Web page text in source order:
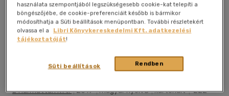
L' Harmattan Kft.|2019|magyar nyelvű|kartonált|222
használata szempontjából legszükségesebb cookie-kat telepíti a
böngészőjébe, de cookie-preferenciáit később is bármikor
módosíthatja a Süti beállítások menüpontban. További részletekért
olvassa el a
Libri Könyvkereskedelmi Kft. adatkezelési
tájékoztatóját!
Rendben
Süti beállítások